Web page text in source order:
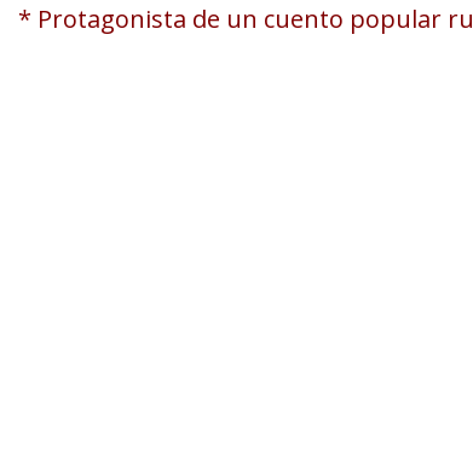
* Protagonista de un cuento popular